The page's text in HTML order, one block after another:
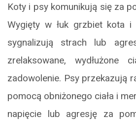
Koty i psy komunikują się za
Wygięty w łuk grzbiet kota
sygnalizują strach lub
zrelaksowane, wydłużone
zadowolenie. Psy przekazują
pomocą obniżonego ciała i
napięcie lub agresję za